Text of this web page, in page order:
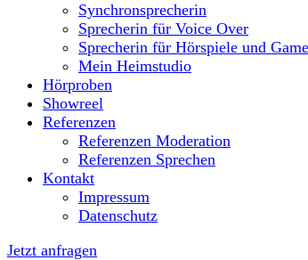
Synchronsprecherin
Sprecherin für Voice Over
Sprecherin für Hörspiele und
Mein Heimstudio
Hörproben
Showreel
Referenzen
Referenzen Moderation
Referenzen Sprechen
Kontakt
Impressum
Datenschutz
Jetzt anfragen